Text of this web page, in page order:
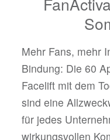
Mehr Fans, mehr
Bindung: Die 60
Facelift mit dem
sind eine
für jedes
wirkungsvollen